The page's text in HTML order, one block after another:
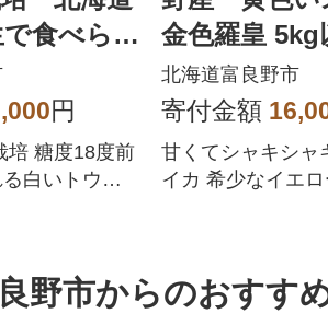
食べら
モロコ
円
培 糖度18度前
白いトウモ
金色羅皇 5kg
北海道富良野市
寄付金額
甘くてシャキシャ
イカ 希少なイエ
野市からのおすす